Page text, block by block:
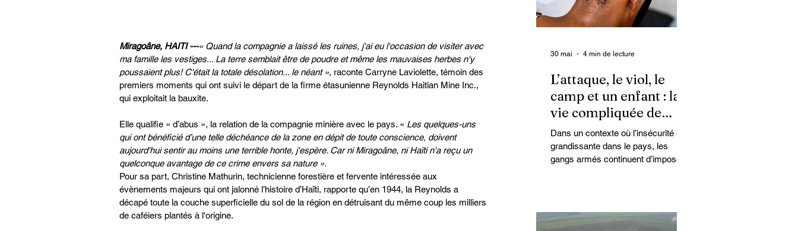
Miragoâne, HAITI ---« Quand la compagnie a laissé les ruines, j'ai eu l'occasion de visiter avec
ma famille les vestiges... La terre semblait être de poudre et même les mauvaises herbes n'y
poussaient plus! C'était la totale désolation... le néant », raconte Carryne Laviolette, témoin des
premiers moments qui ont suivi le départ de la firme étasunienne Reynolds Haitian Mine Inc.,
qui exploitait la bauxite.
Elle qualifie « d’abus », la relation de la compagnie minière avec le pays. « Les quelques-uns
qui ont bénéficié d’une telle déchéance de la zone en dépit de toute conscience, doivent
aujourd'hui sentir au moins une terrible honte, j'espère. Car ni Miragoâne, ni Haïti n'a reçu un
quelconque avantage de ce crime envers sa nature ».
Pour sa part, Christine Mathurin, technicienne forestière et fervente intéressée aux
évènements majeurs qui ont jalonné l’histoire d’Haïti, rapporte qu’en 1944, la Reynolds a
décapé toute la couche superficielle du sol de la région en détruisant du même coup les milliers
de caféiers plantés à l'origine.
L’attaque, le viol, le
camp et un enfant : la
vie compliquée de
Kimberly
Dans un contexte où l’insécurité est
grandissante dans le pays, les
gangs armés continuent d’imposer
utilisent pour asservir les
communautés. Face à cet
30 mai 4 min de lecture